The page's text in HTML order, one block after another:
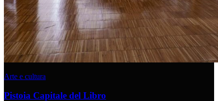
Arte e cultura
Pistoia Capitale del Libro